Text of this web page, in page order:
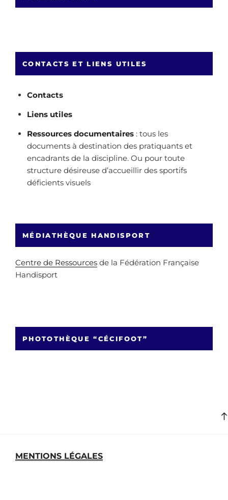
CONTACTS ET LIENS UTILES
Contacts
Liens utiles
Ressources documentaires : tous les
documents à destination des pratiquants et
encadrants de la discipline. Ou pour toute
structure désireuse d’accueillir des sportifs
déficients visuels
MÉDIATHÈQUE HANDISPORT
Centre de Ressources de la Fédération Française
Handisport
PHOTOTHÈQUE “CÉCIFOOT”
MENTIONS LÉGALES